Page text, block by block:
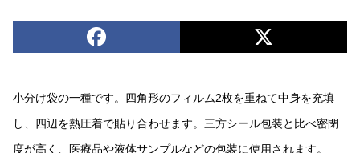
小分け袋の一種です。四角形のフィルム2枚を重ねて中身を充填
し、四辺を熱圧着で貼り合わせます。三方シール包装と比べ密閉
度が高く、医療品や液体サンプルなどの包装に使用されます。